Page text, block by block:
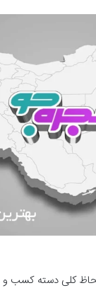
کلی دسته کسب و